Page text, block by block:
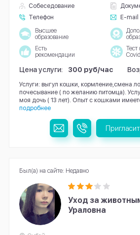
Собеседование
Телефон
E-mail
Высшее
образование
Есть
рекомендации
Тест
Цена услуги: 300 руб/час
Услуги: выгул кошки, кормление,смена
почесывание ( по желанию питомца).
моя дочь ( 13 лет). Опыт с кошками
подробнее
Уход за
Ураловна
Был(а) на сайте: Недавно